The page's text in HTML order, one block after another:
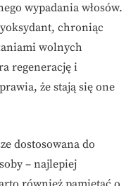
wypadania włosów.
chroniąc
wolnych
regenerację i
że stają się one
dostosowana do
– najlepiej